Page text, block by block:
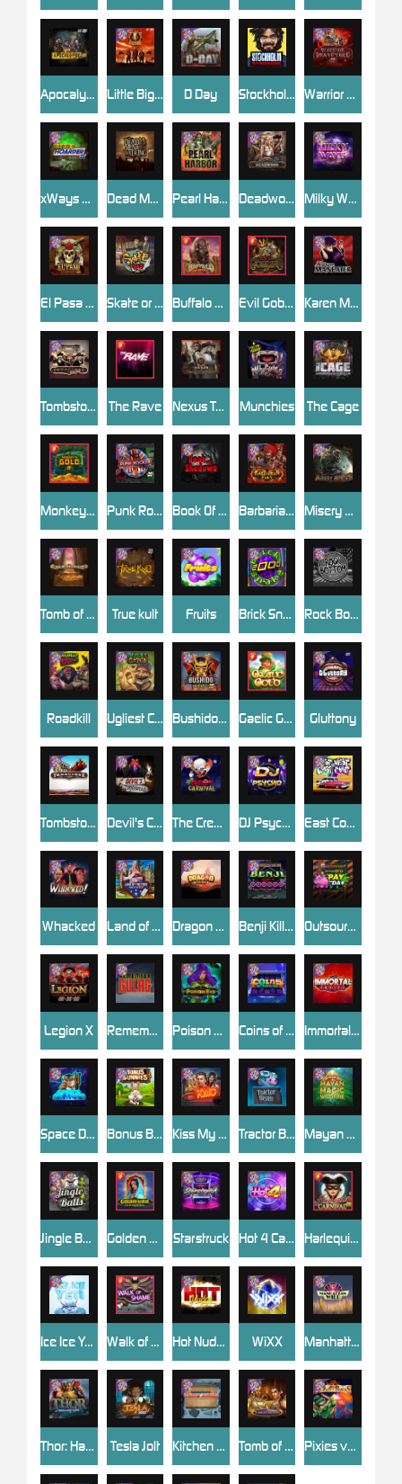
Dead Men Walking
Munchies
Skate or Die
Stockholm Syndrome
Apocalypse Super xNudge
Nexus Tombstone RIP
Outsourced: Payday
Tombstone No Mercy
Manhattan Goes Wild
Roadkill
Kiss My Chainsaw
Book Of Shadows
Rock Bottom
Tractor Beam
The Cage
Hot Nudge
Space Donkey
El Pasa Gunfight xNudge
Land of the Free
Brick Snake 2000
Starstruck
Warrior Graveyard xNudge
Monkey's Gold xPays
Little Bighorn
Benji Killed in Vegas
Barbarian Fury
Poison Eve
Devil's Crossroad
Tomb of Nefertiti
Tomb of Akhenaten
Golden Genie And The Walking Wilds
Dragon Tribe
Immortal Fruits
Tesla Jolt
Evil Goblins xBomb
Coins of Fortune
Gluttony
Mayan Magic Wildfire
WiXX
Legion X
Fruits
Bonus Bunnies
Deadwood xNudge
DJ Psycho
Hot 4 Cash
Buffalo Hunter
Tombstone
Punk Rocker
Milky Ways
Gaelic Gold
East Coast Vs West Coast
The Creepy Carnival
Pearl Harbor
Whacked
Jingle Balls Harlequin Carnival
Walk of Shame
Misery Mining
Kitchen Drama: Sushi Mania Pixies vs Pirates
xWays Hoarder xSplit
Thor: Hammer Time
Ice Ice Yeti
Remember Gulag
Karen Maneater
True kult
Bushido Way xNudge
D Day
Ugliest Catch
The Rave